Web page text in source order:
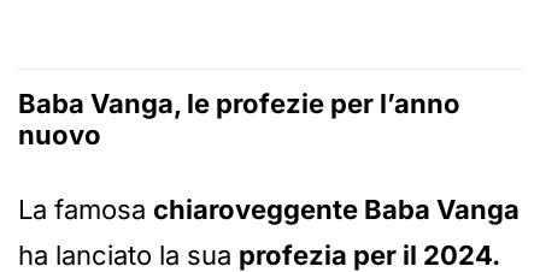
Baba Vanga, le profezie per l’anno
nuovo
La famosa chiaroveggente Baba Vanga
ha lanciato la sua profezia per il 2024.